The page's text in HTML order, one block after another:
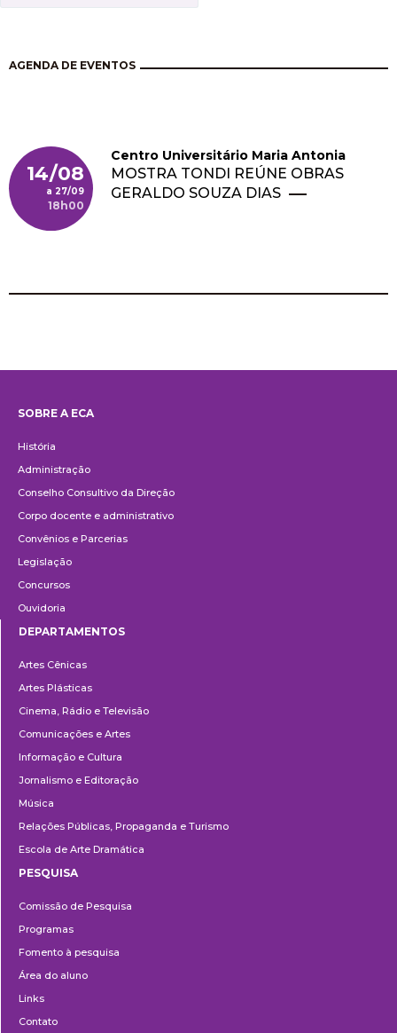
AGENDA DE EVENTOS
14/08
27/09
18h00
Centro Universitário Maria Antonia
MOSTRA TONDI REÚNE OBRAS
GERALDO SOUZA DIAS
SOBRE A ECA
História
Administração
Conselho Consultivo da Direção
Corpo docente e administrativo
Convênios e Parcerias
Legislação
Concursos
Ouvidoria
DEPARTAMENTOS
Artes Cênicas
Artes Plásticas
Cinema, Rádio e Televisão
Comunicações e Artes
Informação e Cultura
Jornalismo e Editoração
Música
Relações Públicas, Propaganda e Turismo
Escola de Arte Dramática
PESQUISA
Comissão de Pesquisa
Programas
Fomento à pesquisa
Área do aluno
Links
Contato